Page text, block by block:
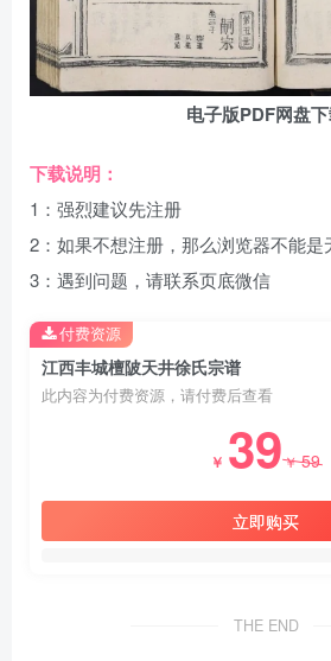
电子版PDF网盘
下载说明：
1：强烈建议先注册
2：如果不想注册，那么浏览器不能是
3：遇到问题，请联系页底微信
江西丰城檀陂天井徐氏宗谱
此内容为付费资源，请付费后查看
￥ 39￥59
立即购买
付费资源
THE END